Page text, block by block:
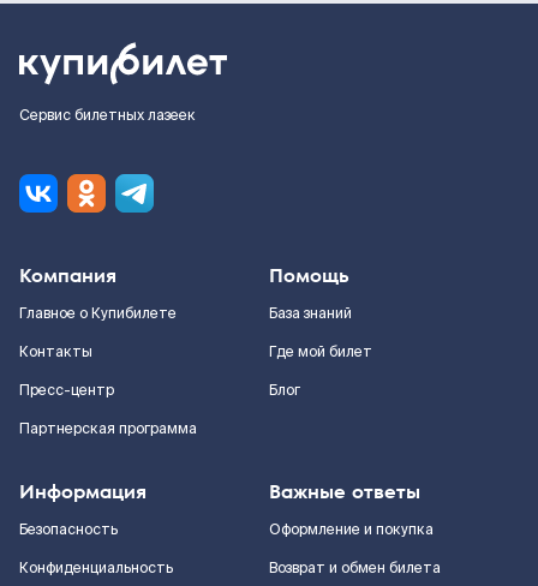
Сервис билетных лазеек
Компания
Главное о Купибилете
Контакты
Пресс-центр
Партнерская программа
Помощь
База знаний
Где мой билет
Блог
Информация
Безопасность
Конфиденциальность
Важные ответы
Оформление и покупка
Возврат и обмен билета